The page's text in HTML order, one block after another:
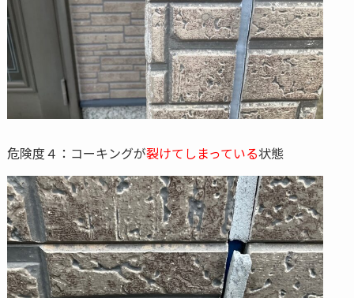
危険度４：コーキングが裂けてしまっている状態